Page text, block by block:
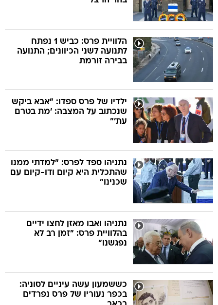
הלוויית פרס: כביש 1 נפתח
לתנועה לשני הכיוונים; התנועה
בבירה זורמת
ילדיו של פרס ספדו: "אבא ביקש
שנכתוב על המצבה: 'מת בטרם
עת'"
נתניהו ספד לפרס: "למדתי ממנו
שהתכלית היא קיום ודו-קיום עם
שכנינו"
נתניהו ואבו מאזן לחצו ידיים
בהלוויית פרס: "זמן רב לא
נפגשנו"
כששמעון עשה עיניים לסוניה:
בכפר נעוריו של פרס נפרדים